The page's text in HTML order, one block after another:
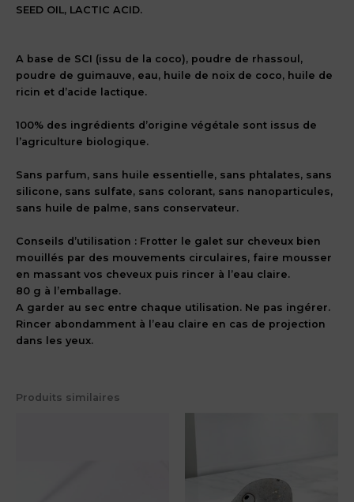
SEED OIL, LACTIC ACID.
A base de SCI (issu de la coco), poudre de rhassoul,
poudre de guimauve, eau, huile de noix de coco, huile de
ricin et d’acide lactique.
100% des ingrédients d’origine végétale sont issus de
l’agriculture biologique.
Sans parfum, sans huile essentielle, sans phtalates, sans
silicone, sans sulfate, sans colorant, sans nanoparticules,
sans huile de palme, sans conservateur.
Conseils d’utilisation : Frotter le galet sur cheveux bien
mouillés par des mouvements circulaires, faire mousser
en massant vos cheveux puis rincer à l’eau claire.
80 g à l’emballage.
A garder au sec entre chaque utilisation. Ne pas ingérer.
Rincer abondamment à l’eau claire en cas de projection
dans les yeux.
Produits similaires